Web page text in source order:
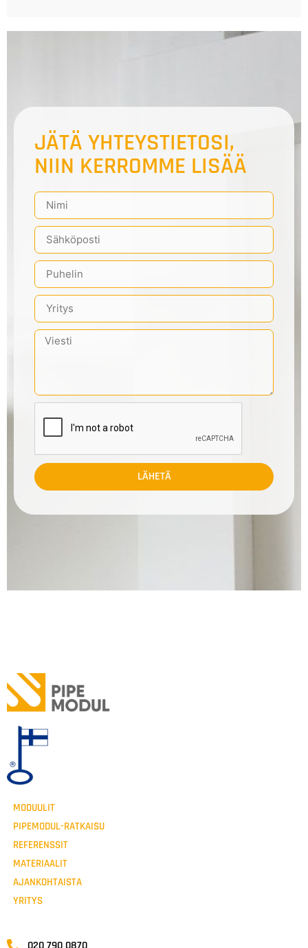
JÄTÄ YHTEYSTIETOSI,
NIIN KERROMME LISÄÄ
LÄHETÄ
MODUULIT
PIPEMODUL-RATKAISU
REFERENSSIT
MATERIAALIT
AJANKOHTAISTA
YRITYS